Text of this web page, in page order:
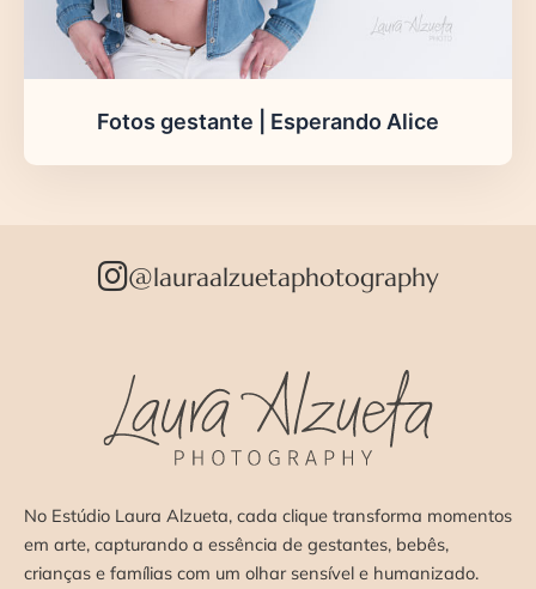
Fotos gestante | Esperando Alice
@lauraalzuetaphotography
No Estúdio Laura Alzueta, cada clique transforma momentos
em arte, capturando a essência de gestantes, bebês,
crianças e famílias com um olhar sensível e humanizado.